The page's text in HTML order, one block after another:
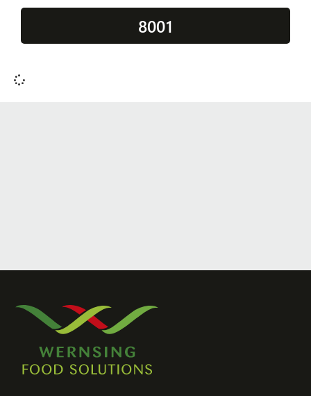
8001